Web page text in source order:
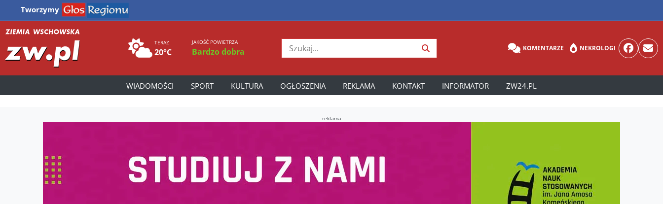
Tworzymy
TERAZ
20°C
JAKOŚĆ POWIETRZA
Bardzo dobra KOMENTARZE NEKROLOGI
WIADOMOŚCI SPORT KULTURA OGŁOSZENIA REKLAMA KONTAKT INFORMATOR ZW24.PL
reklama